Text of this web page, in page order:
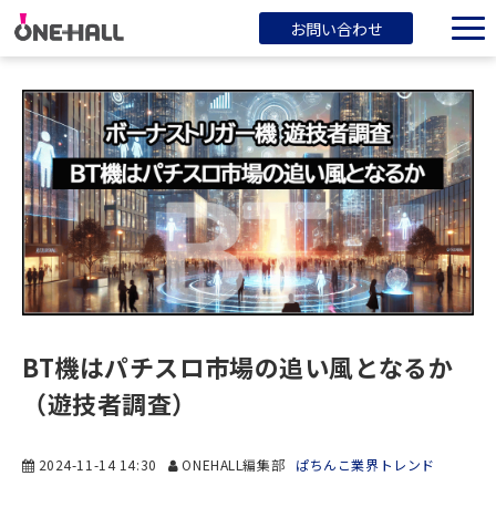
お問い合わせ
サービス一覧
ブログ
会社概要
BT機はパチスロ市場の追い風となるか
（遊技者調査）
2024-11-14 14:30 ONEHALL編集部 ぱちんこ業界トレンド